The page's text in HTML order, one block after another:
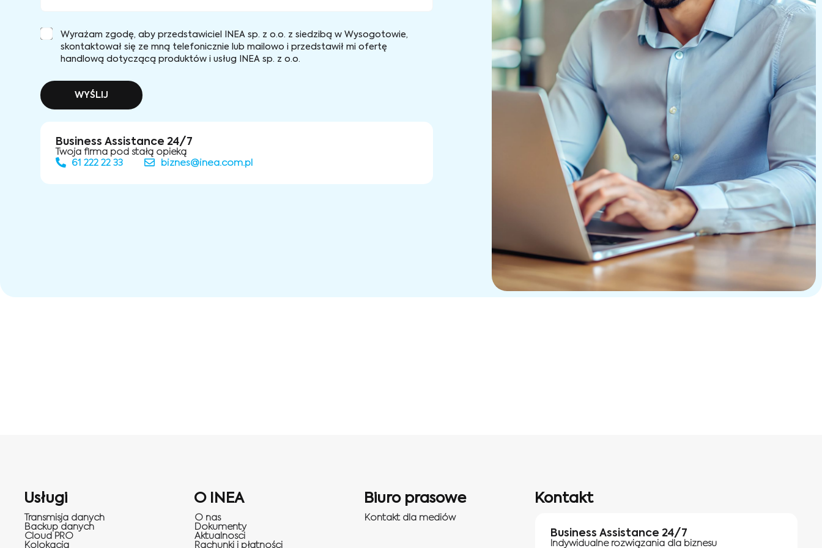
Wyrażam zgodę, aby przedstawiciel INEA sp. z o.o. z siedzibą w Wysogotowie,
skontaktował się ze mną telefonicznie lub mailowo i przedstawił mi ofertę
handlową dotyczącą produktów i usług INEA sp. z o.o.
WYŚLIJ
Business Assistance 24/7
Twoja firma pod stałą opieką
61 222 22 33
biznes@inea.com.pl
Usługi
Transmisja danych
Backup danych
Cloud PRO
Kolokacja
O INEA
O nas
Dokumenty
Aktualnosci
Rachunki i płatności
Biuro prasowe
Kontakt dla mediów
Kontakt
Business Assistance 24/7
Indywidualne rozwiązania dla biznesu